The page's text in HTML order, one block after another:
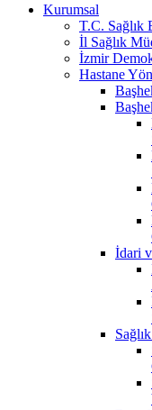
Kurumsal
T.C. Sağlık
İl Sağlık
İzmir
Hastane
İdari